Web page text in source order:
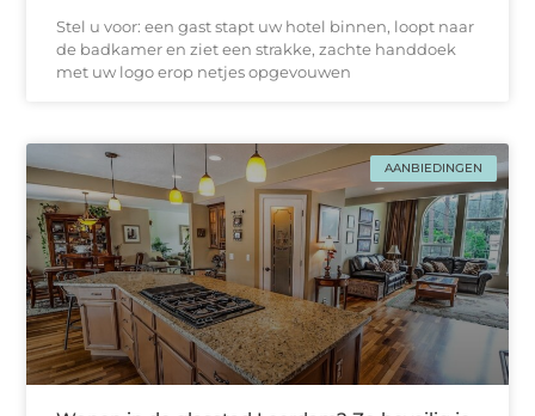
Stel u voor: een gast stapt uw hotel binnen, loopt naar
de badkamer en ziet een strakke, zachtе handdoek
met uw logo erop netjes opgevouwen
AANBIEDINGEN